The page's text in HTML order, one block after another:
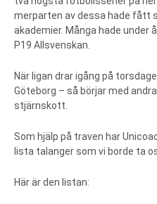
merparten av dessa hade fått
akademier. Många hade
P19 Allsvenskan.
När ligan drar igång på
Göteborg – så börjar med
stjärnskott.
Som hjälp på traven har
lista talanger som vi borde ta
Här är den listan: